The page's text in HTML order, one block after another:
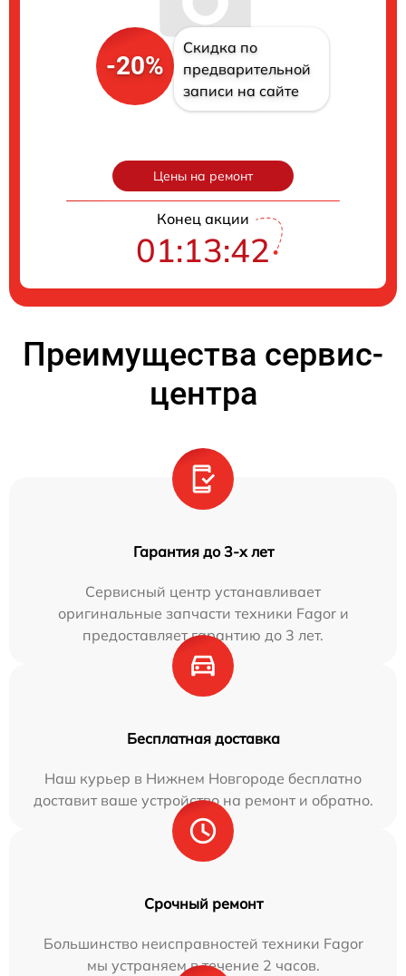
-20%
Скидка по
предварительной
записи на сайте
Цены на ремонт
Конец акции
01:13:41
Преимущества сервис-
центра
Гарантия до 3-х лет
Сервисный центр устанавливает
оригинальные запчасти техники Fagor и
предоставляет гарантию до 3 лет.
Бесплатная доставка
Наш курьер в Нижнем Новгороде бесплатно
доставит ваше устройство на ремонт и обратно.
Срочный ремонт
Большинство неисправностей техники Fagor
мы устраняем в течение 2 часов.